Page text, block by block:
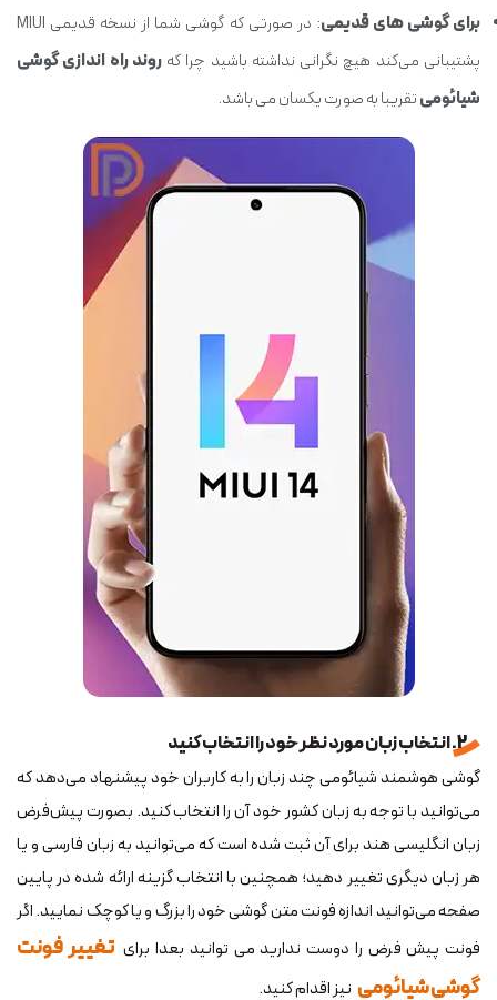
برای گوشی های قدیمی
: در صورتی که گوشی شما از نسخه قدیمی MIUI
پشتیبانی می‌کند هیچ نگرانی نداشته باشید چرا کهروند راه اندازی گوشی
شیائومیتقریبا به صورت یکسان می باشد.
2. انتخاب زبان مورد نظر خود را انتخاب کنید
گوشی هوشمند شیائومی چند زبان را به کاربران خود پیشنهاد می‌دهد که
می‌توانید با توجه به زبان کشور خود آن را انتخاب کنید. بصورت پیش‌فرض
زبان انگلیسی هند برای آن ثبت شده است که می‌توانید به زبان فارسی و یا
هر زبان دیگری تغییر دهید؛ همچنین با انتخاب گزینه ارائه شده در پایین
صفحه می‌توانید اندازه فونت متن گوشی خود را بزرگ و یا کوچک نمایید. اگر
فونت پیش فرض را دوست ندارید می توانید بعدا برای تغییر فونت
گوشی شیائومی نیز اقدام کنید.